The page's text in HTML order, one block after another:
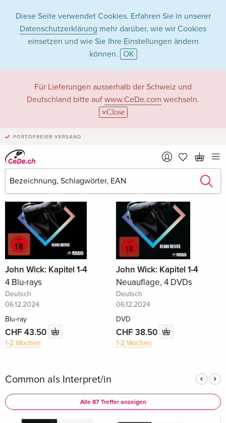
Diese Seite verwendet Cookies. Erfahren Sie in unserer
Datenschutzerklärung mehr darüber, wie wir Cookies
einsetzen und wie Sie Ihre Einstellungen ändern
können. OK
Für Lieferungen ausserhalb der Schweiz und
Deutschland bitte auf www.CeDe.com wechseln.
Close
PORTOFREIER VERSAND
Common
Common als Schauspieler/in
Alle 174 Treffer anzeigen
John Wick: Kapitel 1-4
4 Blu-rays
Deutsch
06.12.2024
Blu-ray
CHF 43.50
1-2 Wochen
John Wick: Kapitel 1-4
Neuauflage, 4 DVDs
Deutsch
06.12.2024
DVD
CHF 38.50
1-2 Wochen
Common als Interpret/in
Alle 87 Treffer anzeigen